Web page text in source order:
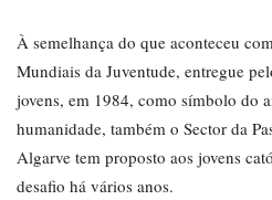
À semelhança do que aconteceu
Mundiais da Juventude, entregue
jovens, em 1984, como símbolo do
humanidade, também o Sector da
Algarve tem proposto aos jovens
desafio há vários anos.